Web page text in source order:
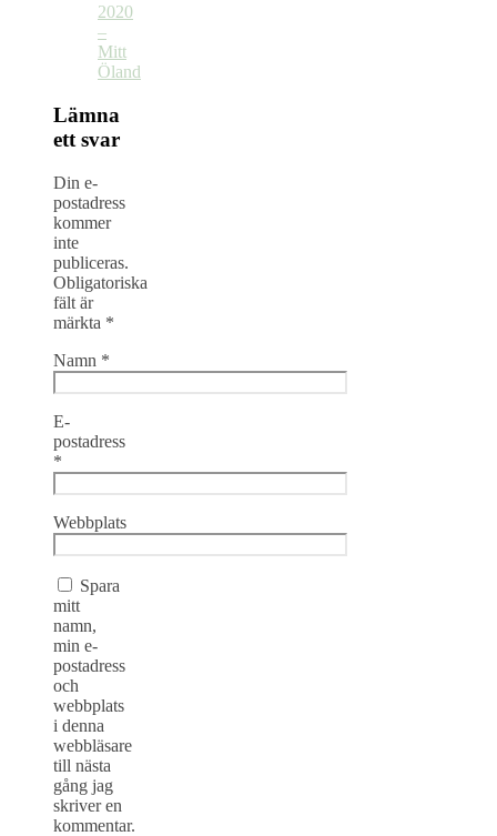
2020
–
Mitt
Öland
Lämna
ett svar
Din e-
postadress
kommer
inte
publiceras.
Obligatoriska
fält är
märkta *
Namn *
E-
postadress
*
Webbplats
Spara
mitt
namn,
min e-
postadress
och
webbplats
i denna
webbläsare
till nästa
gång jag
skriver en
kommentar.